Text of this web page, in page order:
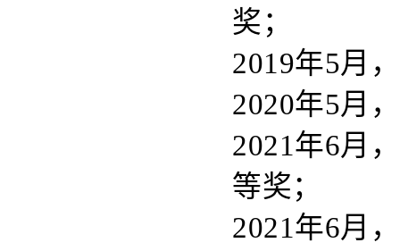
奖；
2019年5月
2020年5月
2021年6月
等奖；
2021年6月